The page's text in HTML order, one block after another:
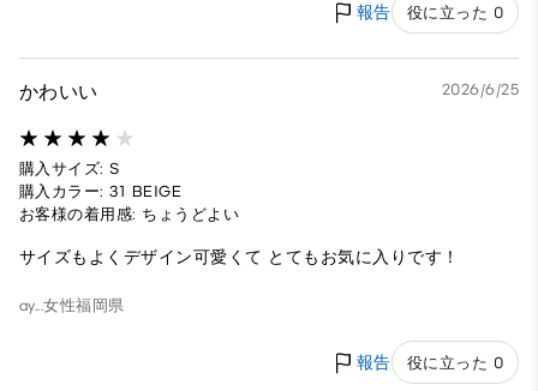
報告 役に立った 0
かわいい 2026/6/25
購入サイズ: S
購入カラー: 31 BEIGE
お客様の着用感: ちょうどよい
サイズもよくデザイン可愛くて とてもお気に入りです！
ay...女性福岡県
報告 役に立った 0